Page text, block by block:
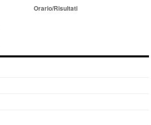
Orario/Risultati